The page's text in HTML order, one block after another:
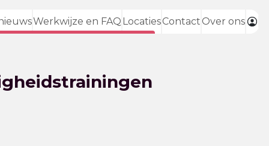
Werkwijze en FAQ LocatiesContact Over ons